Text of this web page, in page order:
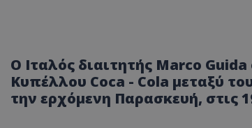
Ο Ιταλός διαιτητής Marco
Κυπέλλου Coca - Cola μεταξύ
την ερχόμενη Παρασκευή, στις